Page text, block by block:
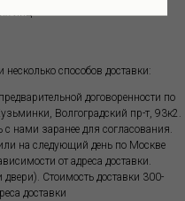
лиц
способов доставки:
договоренности по
Волгоградский пр-т, 93к2.
нами заранее для согласования.
на следующий день по Москве
от адреса доставки.
Стоимость доставки 300-
доставки